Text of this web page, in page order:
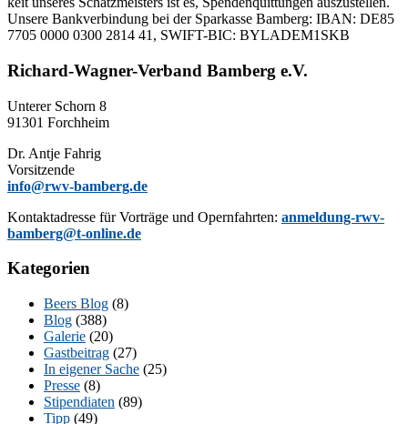
Un­se­re Bank­ver­bin­dung bei der Spar­kas­se Bam­berg: IBAN: DE85
7705 0000 0300 2814 41, SWIFT-BIC: BYLADEM1SKB
Richard-Wagner-Verband Bamberg e.V.
Un­te­rer Schorn 8
91301 Forchheim
Dr. Ant­je Fahrig
Vorsitzende
info@rwv-bamberg.de
Kon­takt­adres­se für Vor­trä­ge und Opern­fahr­ten: anmeldung-rwv-
bamberg@t-online.de
Kategorien
Beers Blog (8)
Blog (388)
Galerie (20)
Gastbeitrag (27)
In eigener Sache (25)
Presse (8)
Stipendiaten (89)
Tipp (49)